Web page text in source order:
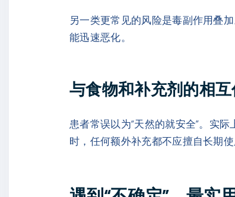
另一类更常见的风险是毒副作用叠
能迅速恶化。
与食物和补充剂的相互
患者常误以为“天然的就安全”。实
时，任何额外补充都不应擅自长期使